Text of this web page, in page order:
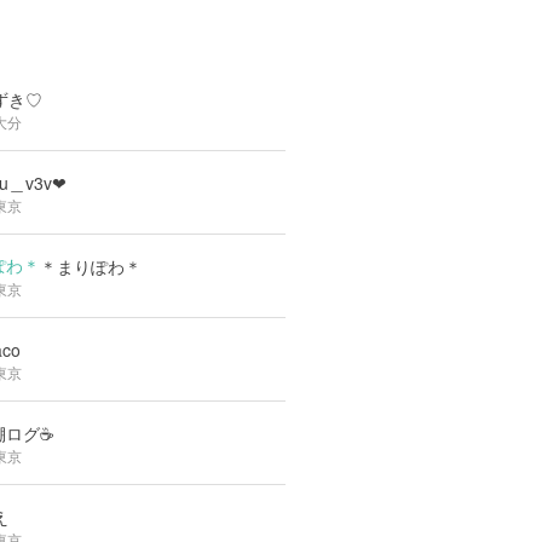
き♡
分
＿v3v❤︎
京
＊まりぽわ＊
京
京
ログ☕️
京